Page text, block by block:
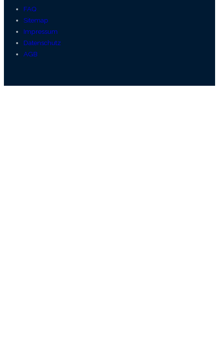
FAQ
Sitemap
Impressum
Datenschutz
AGB